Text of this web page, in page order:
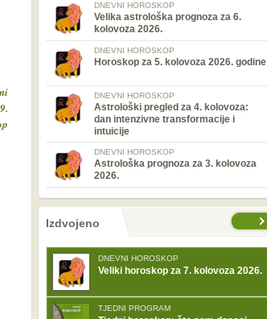
9.
DNEVNI HOROSKOP
Velika astrološka prognoza za 6.
kolovoza 2026.
DNEVNI HOROSKOP
Horoskop za 5. kolovoza 2026. godine
DNEVNI HOROSKOP
Astrološki pregled za 4. kolovoza:
dan intenzivne transformacije i
intuicije
DNEVNI HOROSKOP
Astrološka prognoza za 3. kolovoza
2026.
prethodne stranice
sljedećeIzdvojeno
DNEVNI HOROSKOP
Veliki horoskop za 7. kolovoza 2026.
TJEDNI PROGRAM